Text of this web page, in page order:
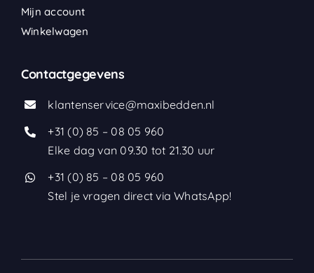
Mijn account
Winkelwagen
Contactgegevens
klantenservice@maxibedden.nl
+31 (0) 85 – 08 05 960
Elke dag van 09.30 tot 21.30 uur
+31 (0) 85 – 08 05 960
Stel je vragen direct via WhatsApp!